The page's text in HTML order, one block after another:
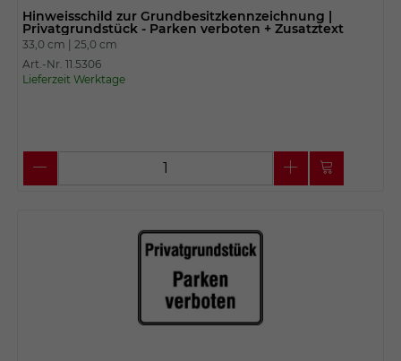
Hinweisschild zur Grundbesitzkennzeichnung |
Privatgrundstück - Parken verboten + Zusatztext
33,0 cm | 25,0 cm
Art.-Nr. 11.5306
Lieferzeit Werktage